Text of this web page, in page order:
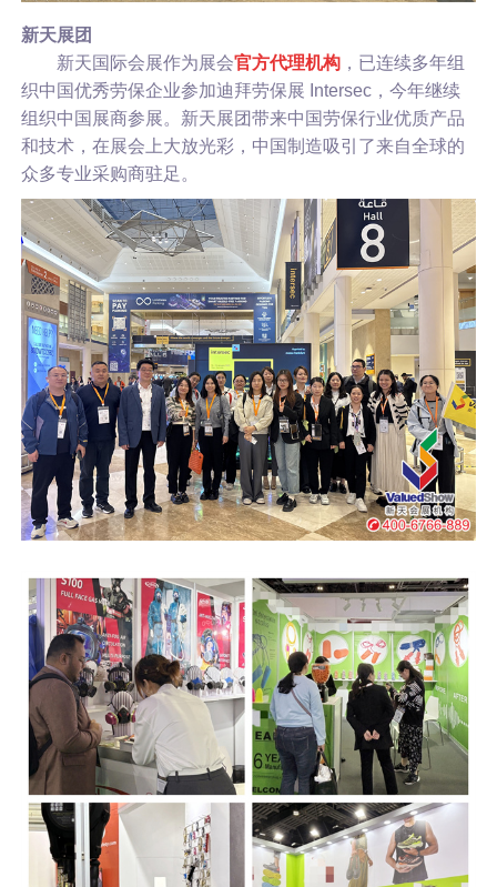
新天展团
新天国际会展作为展会官方代理机构，已连续多年组
织中国优秀劳保企业参加迪拜劳保展 Intersec，今年继续
组织中国展商参展。新天展团带来中国劳保行业优质产品
和技术，在展会上大放光彩，中国制造吸引了来自全球的
众多专业采购商驻足。